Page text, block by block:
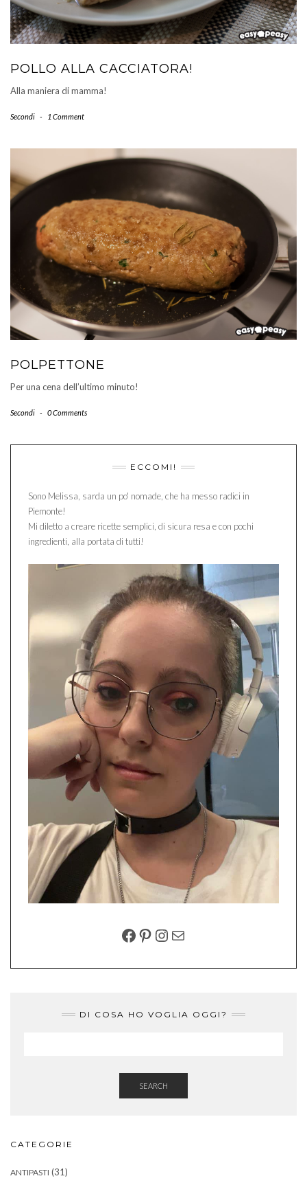
POLLO ALLA CACCIATORA!
Alla maniera di mamma!
Secondi - 1 Comment
POLPETTONE
Per una cena dell’ultimo minuto!
Secondi - 0 Comments
ECCOMI!
Sono Melissa, sarda un po' nomade, che ha messo radici in
Piemonte!
Mi diletto a creare ricette semplici, di sicura resa e con pochi
ingredienti, alla portata di tutti!
FACEBOOK
PINTEREST
INSTAGRAM
EMAIL
DI COSA HO VOGLIA OGGI?
SEARCH
CATEGORIE
ANTIPASTI (31)